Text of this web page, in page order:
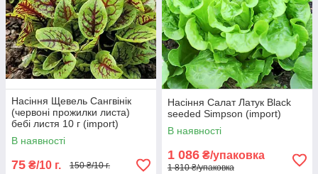
Насіння Щевель Сангвінік
(червоні прожилки листа)
бебі листя 10 г (import)
В наявності
75 ₴/10 г. 150 ₴/10 г.
Насіння Салат Латук Black
seeded Simpson (import)
В наявності
1 086 ₴/упаковка
1 810 ₴/упаковка